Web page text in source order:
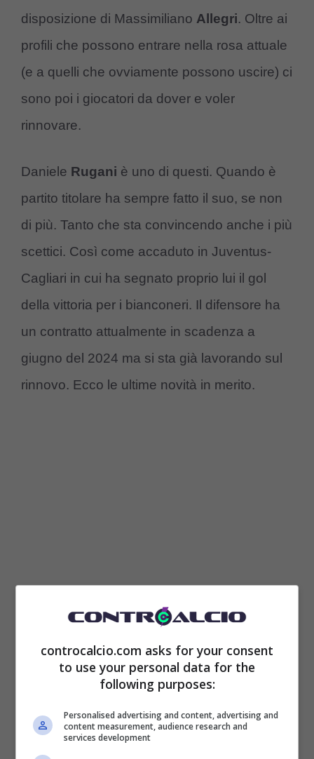
disposizione di Massimiliano Allegri. Oltre ai
profili che possono entrare nella rosa attuale
(e a quelli che ovviamente possono uscire) ci
sono poi i giocatori da dover e voler
rinnovare.
Daniele Rugani è uno di questi. Quando è
partito titolare ha sempre fatto il suo, se non
di più. Tanto che sta convincendo anche i più
scettici. Così come accaduto in Juventus-
Cagliari in cui ha segnato proprio lui il gol
della vittoria per i bianconeri. Il difensore ha
un contratto attualmente in scadenza a
giugno del 2024 ma si sta già lavorando sul
rinnovo. Ecco le ultime novità in merito.
Juventus-Rugani, il rinnovo
sembra essere sempre più
vicino. L’accordo si troverà
DanieleRuganistesso ha parlato della
controcalcio.com asks for your consent
to use your personal data for the
following purposes:
Personalised advertising and content, advertising and
content measurement, audience research and
services development